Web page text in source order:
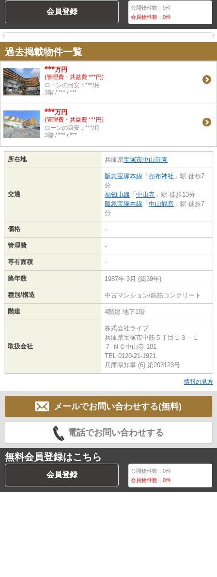
会員登録 公開物件数：0件
会員物件数：0件
過去掲載物件一覧
***万円
(管理費・共益費 ***円)
ローンの目安：***/月
3階 / *** / ***
***万円
(管理費・共益費 ***円)
ローンの目安：***/月
3階 / *** / ***
所在地 兵庫県宝塚市中山荘園
交通
阪急宝塚本線 「 売布神社 」駅 徒歩7
分
福知山線 「 中山寺 」駅 徒歩13分
阪急宝塚本線 「 中山観音 」駅 徒歩7
分
価格 -
管理費 -
専有面積 -
築年数 1987年 3月 (築39年)
種別/構造 中古マンション/鉄筋コンクリート
階建 4階建 地下1階
取扱会社
株式会社ライブ
兵庫県宝塚市中筋５丁目１３－１
７ ＮＣ中山寺 101
TEL:0120-21-1921
兵庫県知事 (6) 第203123号
情報の見方
メールでお問い合わせする(無料)
電話でお問い合わせする
無料会員登録はこちら
会員登録 公開物件数：0件
会員物件数：0件